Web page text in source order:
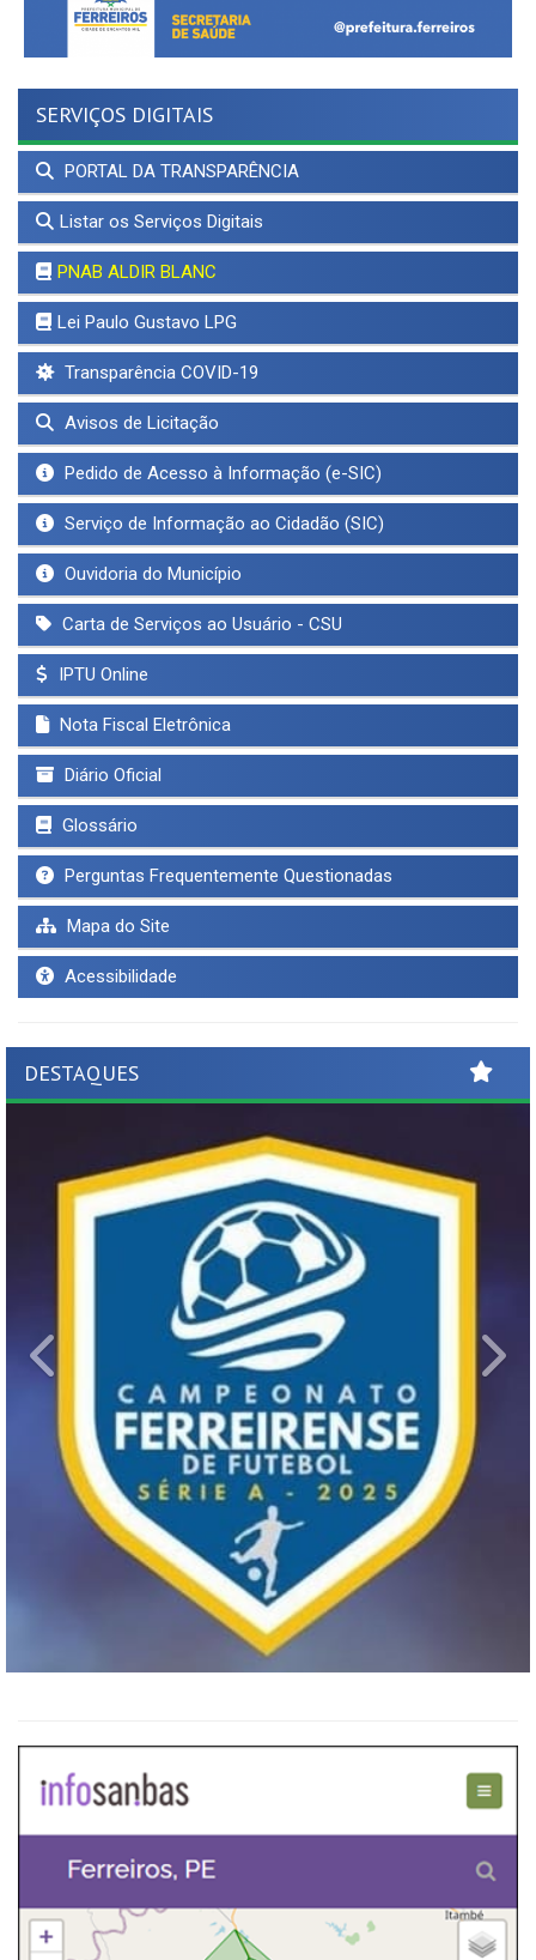
SERVIÇOS DIGITAIS
PORTAL DA TRANSPARÊNCIA
Listar os Serviços Digitais
PNAB ALDIR BLANC
Lei Paulo Gustavo LPG
Transparência COVID-19
Avisos de Licitação
Pedido de Acesso à Informação (e-SIC)
Serviço de Informação ao Cidadão (SIC)
Ouvidoria do Município
Carta de Serviços ao Usuário - CSU
IPTU Online
Nota Fiscal Eletrônica
Diário Oficial
Glossário
Perguntas Frequentemente Questionadas
Mapa do Site
Acessibilidade
DESTAQUES